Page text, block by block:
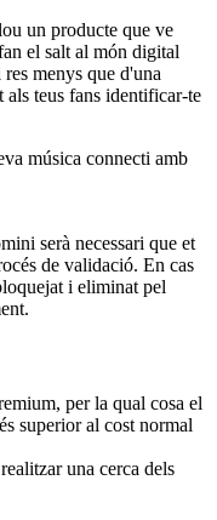
un producte que ve
el salt al món digital
menys que d'una
teus fans identificar-te
música connecti amb
serà necessari que et
de validació. En cas
i eliminat pel
per la qual cosa el
superior al cost normal
una cerca dels